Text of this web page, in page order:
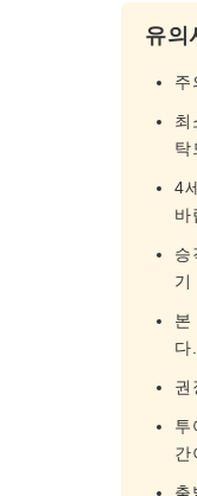
유의
주
최
탁
4
바
승
기
본
다.
권
투
간